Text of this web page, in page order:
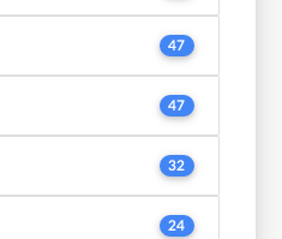
47
47
32
24